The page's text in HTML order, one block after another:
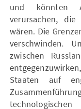
und könnten
verursachen,
wären. Die
verschwinden.
zwischen
Staaten auf